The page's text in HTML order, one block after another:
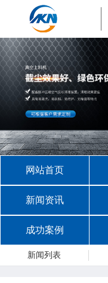
网站首页
新闻资讯
成功案例
新闻列表